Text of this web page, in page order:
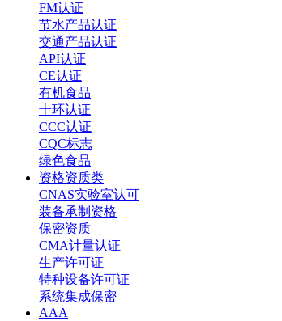
FM认证
节水产品认证
交通产品认证
API认证
CE认证
有机食品
十环认证
CCC认证
CQC标志
绿色食品
资格资质类
CNAS实验室认可
装备承制资格
保密资质
CMA计量认证
生产许可证
特种设备许可证
系统集成保密
AAA